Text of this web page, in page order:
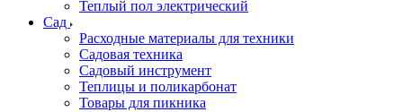
Теплый пол электрический
Сад
Расходные материалы для техники
Садовая техника
Садовый инструмент
Теплицы и поликарбонат
Товары для пикника